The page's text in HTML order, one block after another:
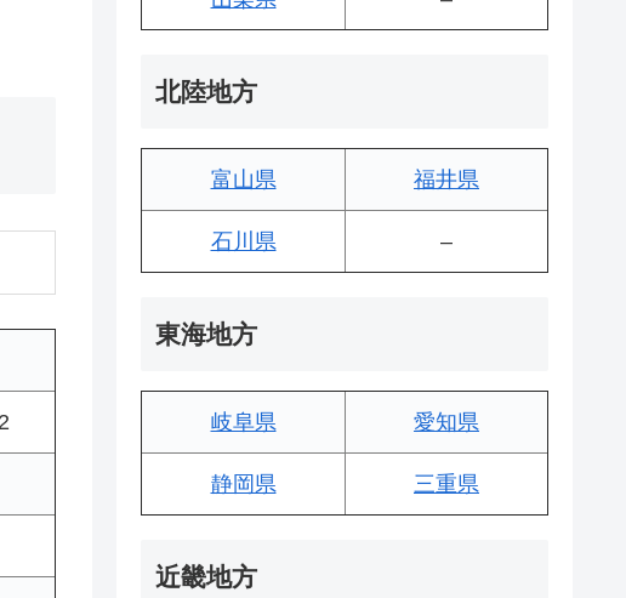
北陸地方
富山県 福井県
石川県 –
東海地方
岐阜県 愛知県
静岡県 三重県
近畿地方